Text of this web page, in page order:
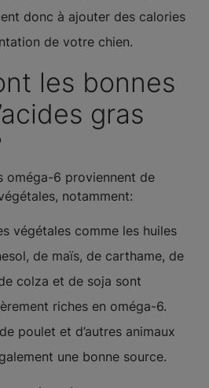
donc à ajouter des calories
de votre chien.
les bonnes
gras
oméga-6 proviennent de
notamment:
végétales comme les huiles
de maïs, de carthame, de
colza et de soja sont
riches en oméga-6.
poulet et d’autres animaux
une bonne source.